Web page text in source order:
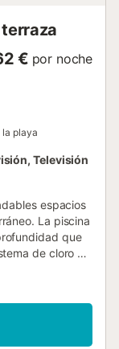
€ por noche
la playa
Televisión
espacios
La piscina
que
de cloro y
perfecta para
un porche
en la planta
y césped,